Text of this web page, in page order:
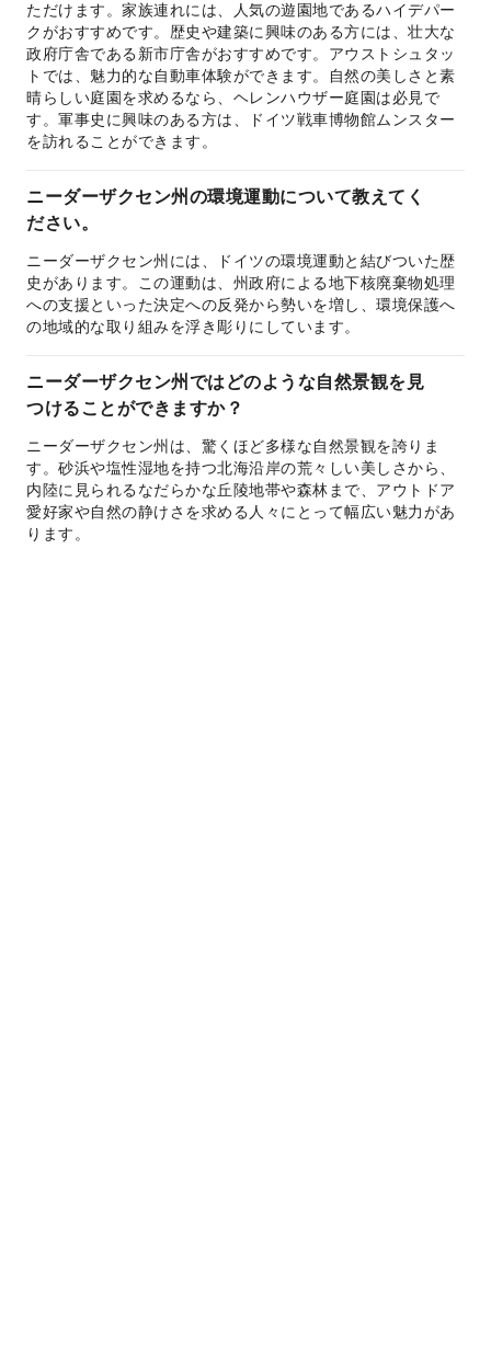
ただけます。家族連れには、人気の遊園地であるハイデパー
クがおすすめです。歴史や建築に興味のある方には、壮大な
政府庁舎である新市庁舎がおすすめです。アウストシュタッ
トでは、魅力的な自動車体験ができます。自然の美しさと素
晴らしい庭園を求めるなら、ヘレンハウザー庭園は必見で
す。軍事史に興味のある方は、ドイツ戦車博物館ムンスター
を訪れることができます。
ニーダーザクセン州の環境運動について教えてく
ださい。
ニーダーザクセン州には、ドイツの環境運動と結びついた歴
史があります。この運動は、州政府による地下核廃棄物処理
への支援といった決定への反発から勢いを増し、環境保護へ
の地域的な取り組みを浮き彫りにしています。
ニーダーザクセン州ではどのような自然景観を見
つけることができますか？
ニーダーザクセン州は、驚くほど多様な自然景観を誇りま
す。砂浜や塩性湿地を持つ北海沿岸の荒々しい美しさから、
内陸に見られるなだらかな丘陵地帯や森林まで、アウトドア
愛好家や自然の静けさを求める人々にとって幅広い魅力があ
ります。